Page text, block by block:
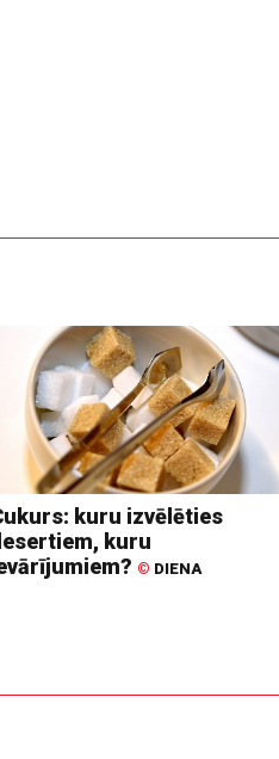
kuru izvēlēties
kuru
© DIENA